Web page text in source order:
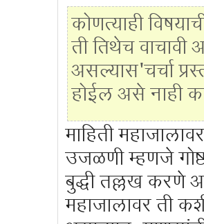
कोणत्याही
ती तिथेच
असल्यास'चर्चा
होईल असे नाही
माहिती
उजळणी म्हणजे
बुद्धी तल्लख करणे
महाजालावर ती